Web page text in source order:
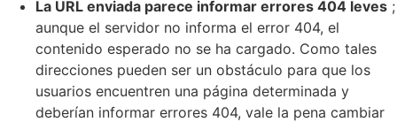
La URL enviada parece informar errores 404 leves ;
aunque el servidor no informa el error 404, el
contenido esperado no se ha cargado. Como tales
direcciones pueden ser un obstáculo para que los
usuarios encuentren una página determinada y
deberían informar errores 404, vale la pena cambiar